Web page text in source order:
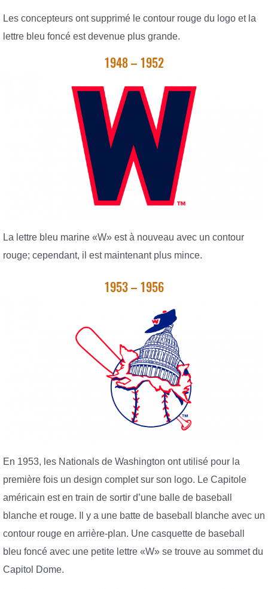
Les concepteurs ont supprimé le contour rouge du logo et la
lettre bleu foncé est devenue plus grande.
1948 – 1952
La lettre bleu marine «W» est à nouveau avec un contour
rouge; cependant, il est maintenant plus mince.
1953 – 1956
En 1953, les Nationals de Washington ont utilisé pour la
première fois un design complet sur son logo. Le Capitole
américain est en train de sortir d’une balle de baseball
blanche et rouge. Il y a une batte de baseball blanche avec un
contour rouge en arrière-plan. Une casquette de baseball
bleu foncé avec une petite lettre «W» se trouve au sommet du
Capitol Dome.